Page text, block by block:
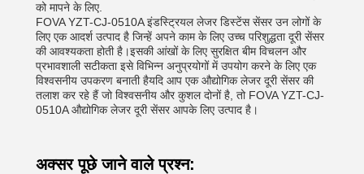
को मापने के लिए.
FOVA YZT-CJ-0510A इंडस्ट्रियल लेजर डिस्टेंस सेंसर उन लोगों के
लिए एक आदर्श उत्पाद है जिन्हें अपने काम के लिए उच्च परिशुद्धता दूरी सेंसर
की आवश्यकता होती है।इसकी आंखों के लिए सुरक्षित बीम विचलन और
प्रभावशाली सटीकता इसे विभिन्न अनुप्रयोगों में उपयोग करने के लिए एक
विश्वसनीय उपकरण बनाती हैयदि आप एक औद्योगिक लेजर दूरी सेंसर की
तलाश कर रहे हैं जो विश्वसनीय और कुशल दोनों है, तो FOVA YZT-CJ-
0510A औद्योगिक लेजर दूरी सेंसर आपके लिए उत्पाद है।
अक्सर पूछे जाने वाले प्रश्न: